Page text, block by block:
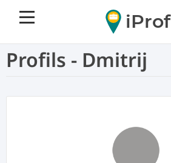
iProf
Profils - Dmitrij